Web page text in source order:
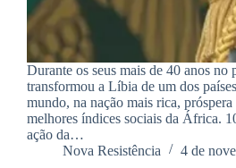
Durante os seus mais de 40 anos no
transformou a Líbia de um dos
mundo, na nação mais rica, próspera
melhores índices sociais da África.
ação da…
Nova Resistência
4 de